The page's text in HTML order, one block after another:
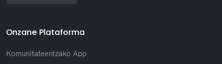
Onzane Plataforma
Komunitateentzako App